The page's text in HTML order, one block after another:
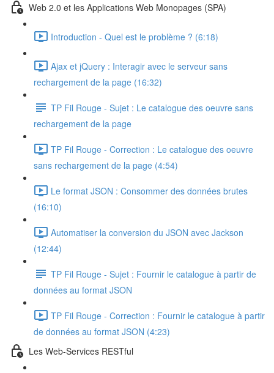
Web 2.0 et les Applications Web Monopages (SPA)
Introduction - Quel est le problème ? (6:18)
Ajax et jQuery : Interagir avec le serveur sans
rechargement de la page (16:32)
TP Fil Rouge - Sujet : Le catalogue des oeuvre sans
rechargement de la page
TP Fil Rouge - Correction : Le catalogue des oeuvre
sans rechargement de la page (4:54)
Le format JSON : Consommer des données brutes
(16:10)
Automatiser la conversion du JSON avec Jackson
(12:44)
TP Fil Rouge - Sujet : Fournir le catalogue à partir de
données au format JSON
TP Fil Rouge - Correction : Fournir le catalogue à partir
de données au format JSON (4:23)
Les Web-Services RESTful